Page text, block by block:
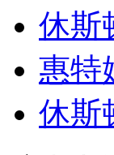
休斯
惠特
休斯